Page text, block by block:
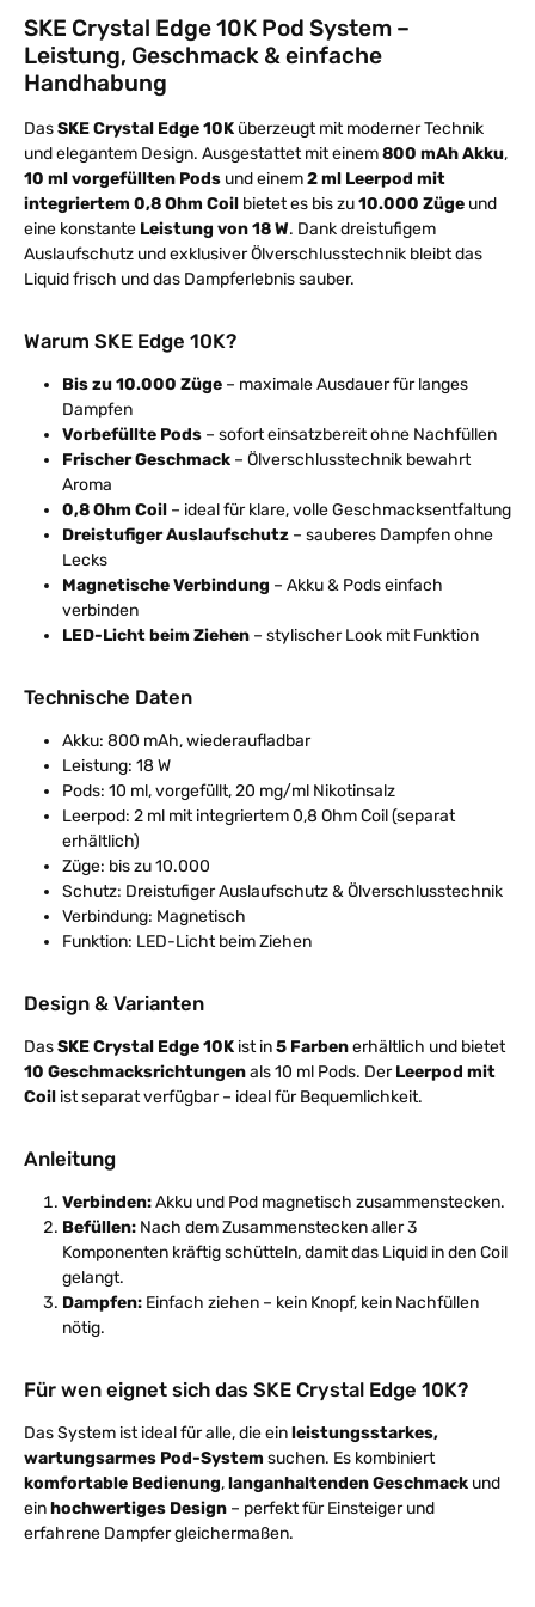
SKE Crystal Edge 10K Pod System –
Leistung, Geschmack & einfache
Handhabung
DasSKE Crystal Edge 10K überzeugt mit moderner Technik
und elegantem Design. Ausgestattet mit einem800 mAh Akku,
10 ml vorgefüllten Pods und einem2 ml Leerpod mit
integriertem 0,8 Ohm Coil bietet es bis zu10.000 Züge und
eine konstante Leistung von 18 W. Dank dreistufigem
Auslaufschutz und exklusiver Ölverschlusstechnik bleibt das
Liquid frisch und das Dampferlebnis sauber.
Warum SKE Edge 10K?
Bis zu 10.000 Züge – maximale Ausdauer für langes
Dampfen
Vorbefüllte Pods – sofort einsatzbereit ohne Nachfüllen
Frischer Geschmack – Ölverschlusstechnik bewahrt
Aroma
0,8 Ohm Coil – ideal für klare, volle Geschmacksentfaltung
Dreistufiger Auslaufschutz – sauberes Dampfen ohne
Lecks
Magnetische Verbindung – Akku & Pods einfach
verbinden
LED-Licht beim Ziehen – stylischer Look mit Funktion
Technische Daten
Akku: 800 mAh, wiederaufladbar
Leistung: 18 W
Pods: 10 ml, vorgefüllt, 20 mg/ml Nikotinsalz
Leerpod: 2 ml mit integriertem 0,8 Ohm Coil (separat
erhältlich)
Züge: bis zu 10.000
Schutz: Dreistufiger Auslaufschutz & Ölverschlusstechnik
Verbindung: Magnetisch
Funktion: LED-Licht beim Ziehen
Design & Varianten
DasSKE Crystal Edge 10K ist in5 Farbenerhältlich und bietet
10 Geschmacksrichtungenals 10 ml Pods. DerLeerpod mit
Coil ist separat verfügbar – ideal für Bequemlichkeit.
Anleitung
Verbinden:Akku und Pod magnetisch zusammenstecken.
Befüllen: Nach dem Zusammenstecken aller 3
Komponenten kräftig schütteln, damit das Liquid in den Coil
gelangt.
Dampfen: Einfach ziehen – kein Knopf, kein Nachfüllen
nötig.
Für wen eignet sich das SKE Crystal Edge 10K?
Das System ist ideal für alle, die einleistungsstarkes,
wartungsarmes Pod-System suchen. Es kombiniert
komfortable Bedienung,langanhaltenden Geschmack und
einhochwertiges Design – perfekt für Einsteiger und
erfahrene Dampfer gleichermaßen.